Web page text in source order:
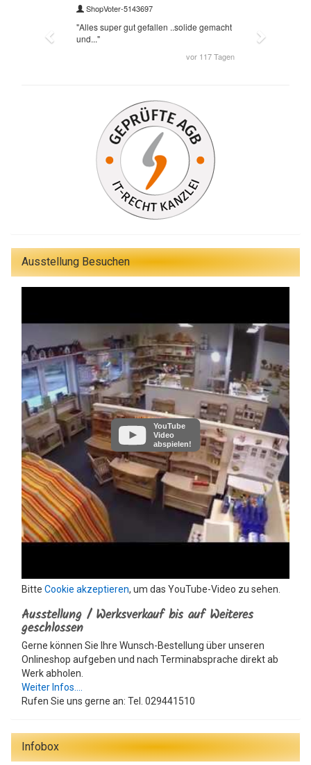
Ausstellung Besuchen
YouTube
Video
abspielen!
Bitte Cookie akzeptieren, um das YouTube-Video zu sehen.
Ausstellung / Werksverkauf bis auf Weiteres
geschlossen
Gerne können Sie Ihre Wunsch-Bestellung über unseren
Onlineshop aufgeben und nach Terminabsprache direkt ab
Werk abholen.
Weiter Infos....
Rufen Sie uns gerne an: Tel. 029441510
Infobox